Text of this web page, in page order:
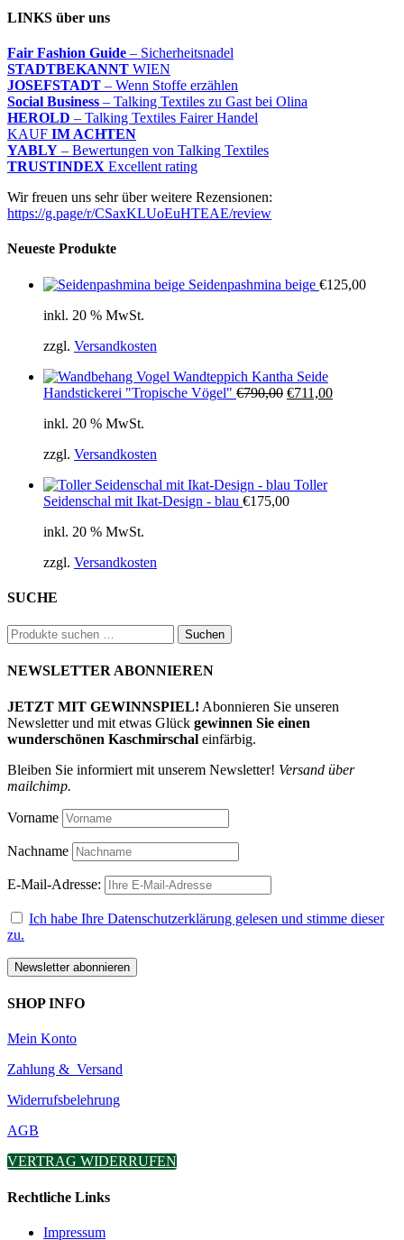
LINKS über uns
Fair Fashion Guide – Sicherheitsnadel
STADTBEKANNT WIEN
JOSEFSTADT – Wenn Stoffe erzählen
Social Business – Talking Textiles zu Gast bei Olina
HEROLD – Talking Textiles Fairer Handel
KAUF IM ACHTEN
YABLY – Bewertungen von Talking Textiles
TRUSTINDEX Excellent rating
Wir freuen uns sehr über weitere Rezensionen:
https://g.page/r/CSaxKLUoEuHTEAE/review
Neueste Produkte
Seidenpashmina beige €125,00
inkl. 20 % MwSt.
zzgl. Versandkosten
Wandteppich Kantha Seide
Handstickerei "Tropische Vögel" €790,00 Ursprünglicher
€711,00Aktueller
inkl. 20 % MwSt.
zzgl. Versandkosten
Toller
Seidenschal mit Ikat-Design - blau €175,00
inkl. 20 % MwSt.
zzgl. Versandkosten
SUCHE
Suchen
nach:
Suchen
NEWSLETTER ABONNIEREN
JETZT MIT GEWINNSPIEL! Abonnieren Sie unseren
Newsletter und mit etwas Glück gewinnen Sie einen
wunderschönen Kaschmirschal einfärbig.
Bleiben Sie informiert mit unserem Newsletter! Versand über
mailchimp.
Vorname
Nachname
E-Mail-Adresse:
Ich habe Ihre Datenschutzerklärung gelesen und stimme dieser
zu.
SHOP INFO
Mein Konto
Zahlung & Versand
Widerrufsbelehrung
AGB
VERTRAG WIDERRUFEN
Rechtliche Links
Impressum